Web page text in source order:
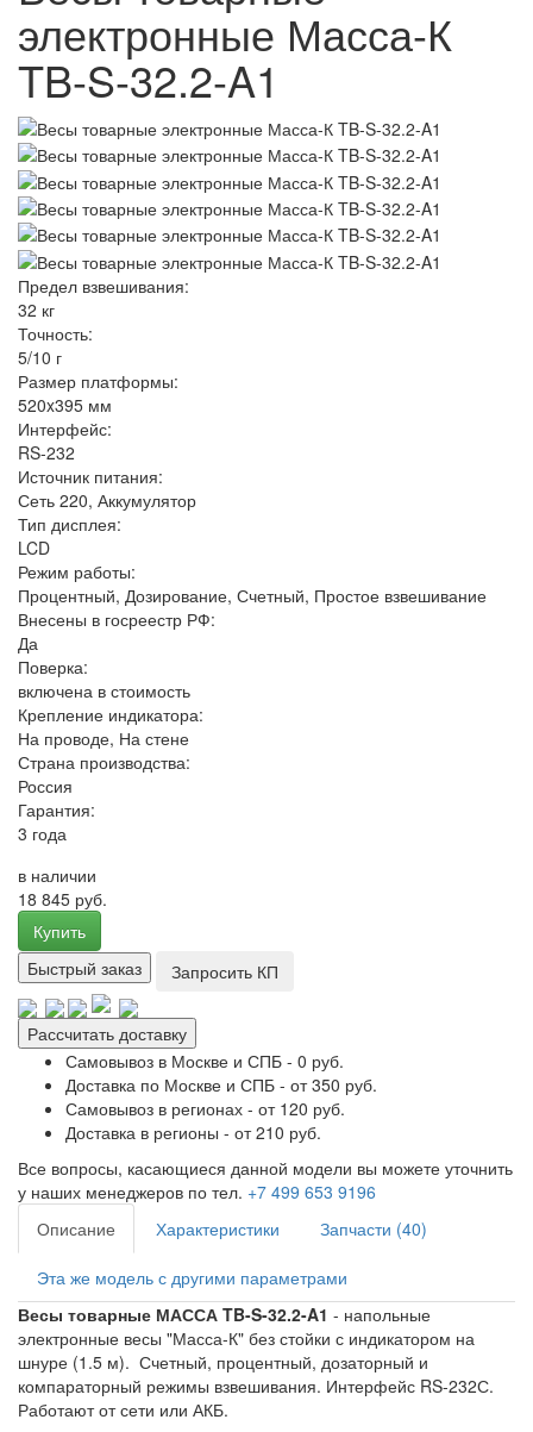
электронные Масса-К
TB-S-32.2-A1
Предел взвешивания:
32 кг
Точность:
5/10 г
Размер платформы:
520x395 мм
Интерфейс:
RS-232
Источник питания:
Сеть 220, Аккумулятор
Тип дисплея:
LCD
Режим работы:
Процентный, Дозирование, Счетный, Простое взвешивание
Внесены в госреестр РФ:
Да
Поверка:
включена в стоимость
Крепление индикатора:
На проводе, На стене
Страна производства:
Россия
Гарантия:
3 года
в наличии
18 845 руб.
Купить
Быстрый заказ
Запросить КП
Рассчитать доставку
Самовывоз в Москве и СПБ - 0 руб.
Доставка по Москве и СПБ - от 350 руб.
Самовывоз в регионах - от 120 руб.
Доставка в регионы - от 210 руб.
Все вопросы, касающиеся данной модели вы можете уточнить
у наших менеджеров по тел. +7 499 653 9196
Описание
Характеристики Запчасти (40)
Эта же модель с другими параметрами
Весы товарные МАССА TB-S-32.2-A1 - напольные
электронные весы "Масса-К" без стойки с индикатором на
шнуре (1.5 м). Счетный, процентный, дозаторный и
компараторный режимы взвешивания. Интерфейс RS-232С.
Работают от сети или АКБ.